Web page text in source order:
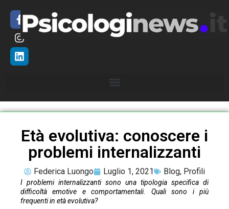
Età evolutiva: conoscere i
problemi internalizzanti
Federica Luongo Luglio 1, 2021 Blog, Profili
I problemi internalizzanti sono una tipologia specifica di
difficoltà emotive e comportamentali. Quali sono i più
frequenti in età evolutiva?